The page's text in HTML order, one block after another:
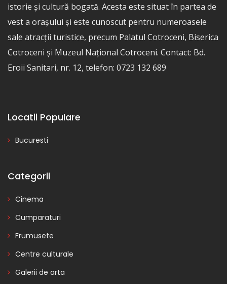
istorie și cultură bogată. Acesta este situat în partea de
vest a orașului și este cunoscut pentru numeroasele
sale atracții turistice, precum Palatul Cotroceni, Biserica
Cotroceni și Muzeul Național Cotroceni. Contact: Bd.
Eroii Sanitari, nr. 12, telefon: 0723 132 689
Locatii Populare
Bucuresti
Categorii
Cinema
Cumparaturi
Frumusete
Centre culturale
Galerii de arta